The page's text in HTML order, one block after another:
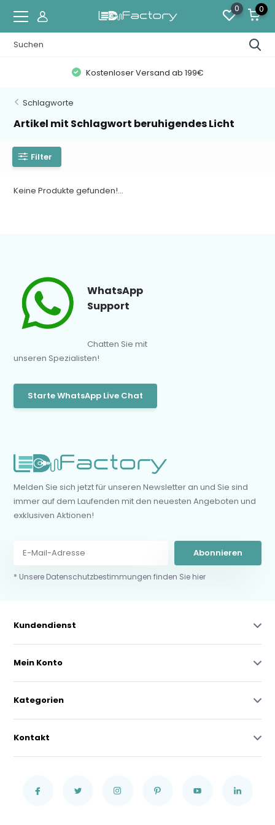
0 0
Kostenloser Versand ab 199€
Schlagworte
Artikel mit Schlagwort beruhigendes Licht
Filter
Keine Produkte gefunden!...
WhatsApp
Support
Chatten Sie mit
unseren Spezialisten!
Starte WhatsApp Live Chat
Melden Sie sich jetzt für unseren Newsletter an und Sie sind
immer auf dem Laufenden mit den neuesten Angeboten und
exklusiven Aktionen!
Abonnieren
* Unsere Datenschutzbestimmungen finden Sie hier
Kundendienst
Mein Konto
Kategorien
Kontakt